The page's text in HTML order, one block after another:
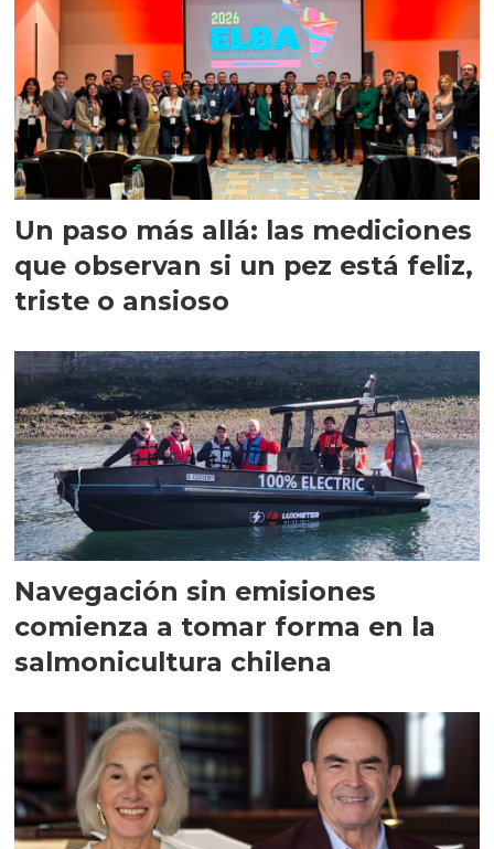
Un paso más allá: las mediciones
que observan si un pez está feliz,
triste o ansioso
Navegación sin emisiones
comienza a tomar forma en la
salmonicultura chilena